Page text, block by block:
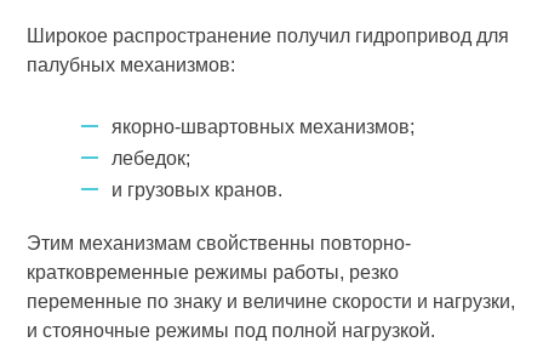
Широкое распространение получил гидропривод для
палубных механизмов:
якорно-швартовных механизмов;
лебедок;
и грузовых кранов.
Этим механизмам свойственны повторно-
кратковременные режимы работы, резко
переменные по знаку и величине скорости и нагрузки,
и стояночные режимы под полной нагрузкой.